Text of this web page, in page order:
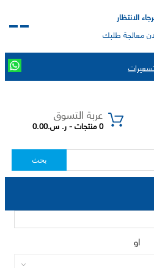
الانتظار
معالجة طلبك
عربة التسوق
0 منتجات - ر. س.0.00
بحث
او